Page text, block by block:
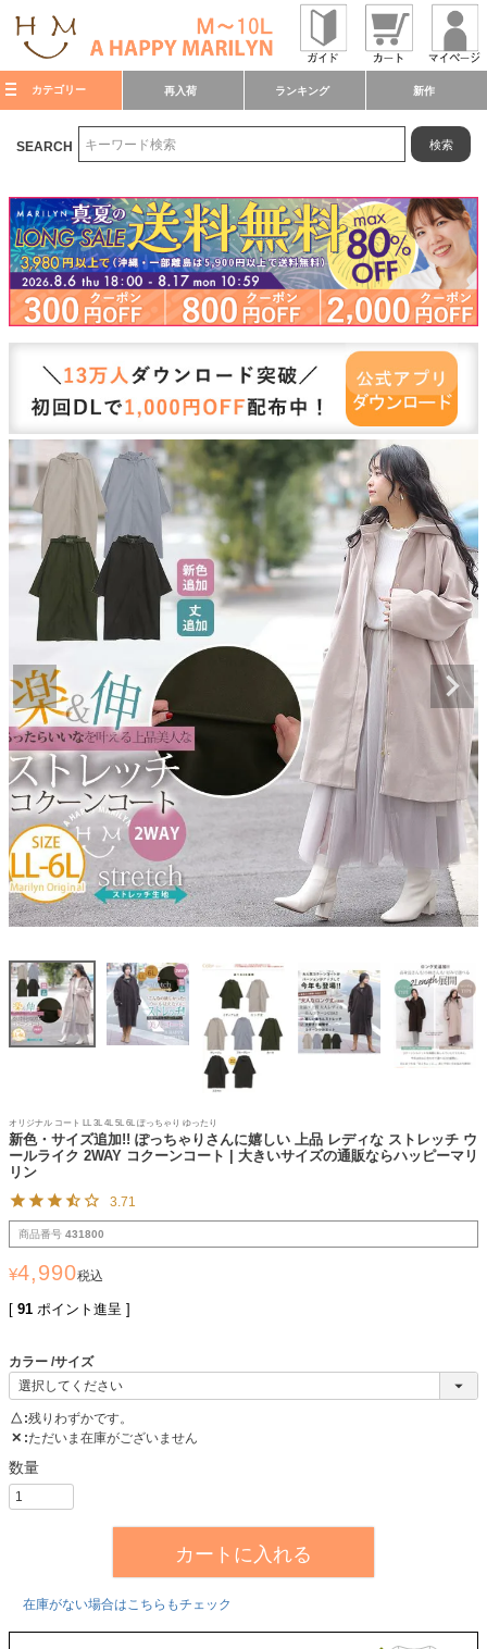
カテゴリー 再入荷 ランキング 新作
SEARCH 検索
オリジナル コート LL 3L 4L 5L 6L ぽっちゃり ゆったり
新色・サイズ追加!! ぽっちゃりさんに嬉しい 上品 レディな ストレッチ ウ
ールライク 2WAY コクーンコート | 大きいサイズの通販ならハッピーマリ
リン
3.71
商品番号 431800
¥4,990税込
[ 91 ポイント進呈 ]
カラー サイズ
△ 残りわずかです。
✕ ただいま在庫がございません
カートに入れる
在庫がない場合はこちらもチェック